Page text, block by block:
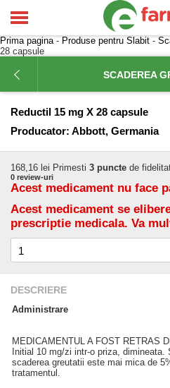
Prima pagina- Produse pentru Slabit -
28 capsule
SCADEREA
Reductil 15 mg X 28 capsule
Producator: Abbott, Germania
168,16 lei Primesti 3 puncte de
0 review-uri
Acest medicament nu face
Acest medicament se
prescriptie medicala. Va
DESCRIERE
Administrare
MEDICAMENTUL A FOST RETRAS
Initial 10 mg/zi intr-o priza,
scaderea greutatii este mai mica de
tratamentul.